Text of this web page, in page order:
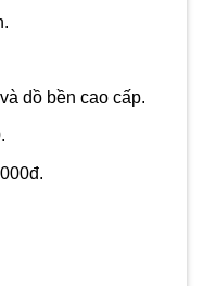
dồ bền cao cấp.